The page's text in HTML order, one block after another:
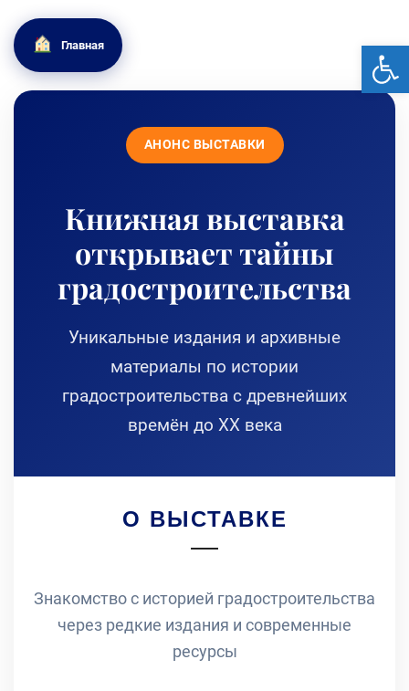
Главная
АНОНС ВЫСТАВКИ
Книжная выставка
открывает тайны
градостроительства
Уникальные издания и архивные
материалы по истории
градостроительства с древнейших
времён до XX века
О ВЫСТАВКЕ
Знакомство с историей градостроительства
через редкие издания и современные
ресурсы